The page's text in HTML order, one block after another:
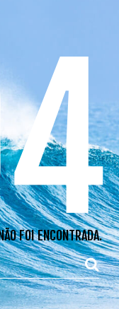
FOI ENCONTRADA.